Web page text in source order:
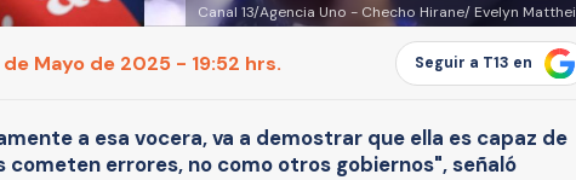
Canal 13/Agencia Uno - Checho Hirane/ Evelyn Matthei
Mayo de 2025 - 19:52 hrs. Seguir a T13 en
a esa vocera, va a demostrar que ella es capaz de
cometen errores, no como otros gobiernos", señaló